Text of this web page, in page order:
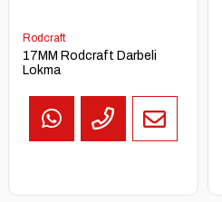
Rodcraft
17MM Rodcraft Darbeli
Lokma